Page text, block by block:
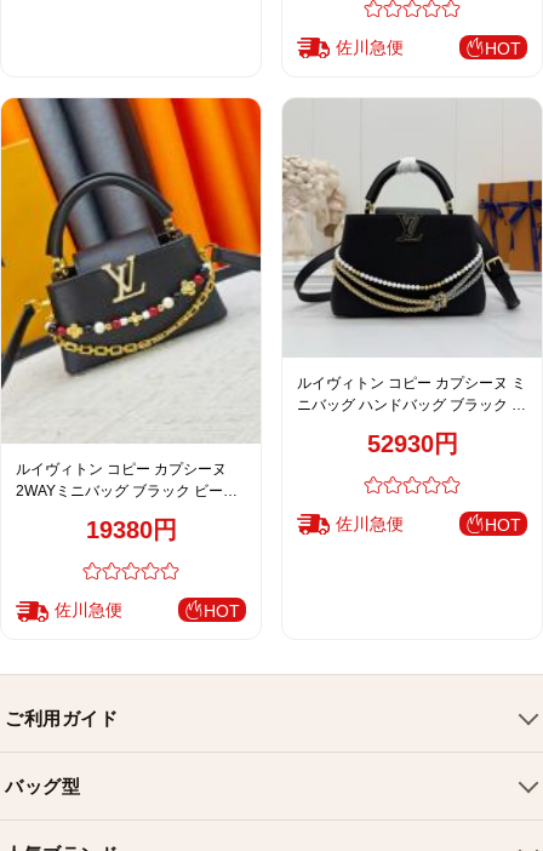
佐川急便 HOT
ルイヴィトン コピー カプシーヌ
2WAYミニバッグ ブラック ビーズ
19380円
佐川急便 HOT
ルイヴィトン コピー カプシーヌ ミ
ニバッグ ハンドバッグ ブラック チ
52930円
佐川急便 HOT
ご利用ガイド
配送について
バッグ型